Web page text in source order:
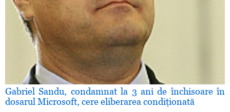
Gabriel Sandu, condamnat la 3 ani de închisoare în
dosarul Microsoft, cere eliberarea condiţionată